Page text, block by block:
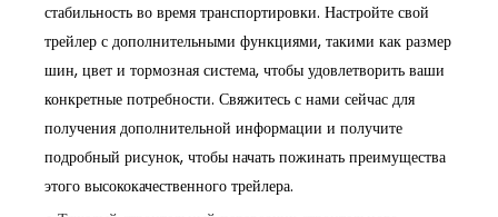
стабильность во время транспортировки. Настройте свой
трейлер с дополнительными функциями, такими как размер
шин, цвет и тормозная система, чтобы удовлетворить ваши
конкретные потребности. Свяжитесь с нами сейчас для
получения дополнительной информации и получите
подробный рисунок, чтобы начать пожинать преимущества
этого высококачественного трейлера.